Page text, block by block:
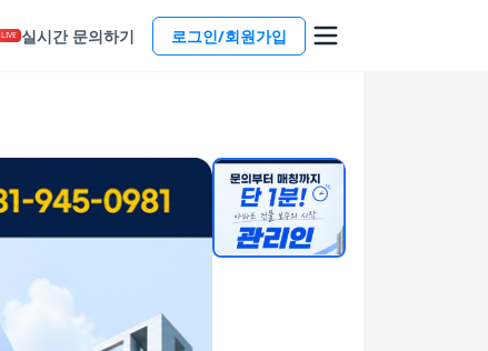
LIVE 실시간 문의하기 로그인/회원가입